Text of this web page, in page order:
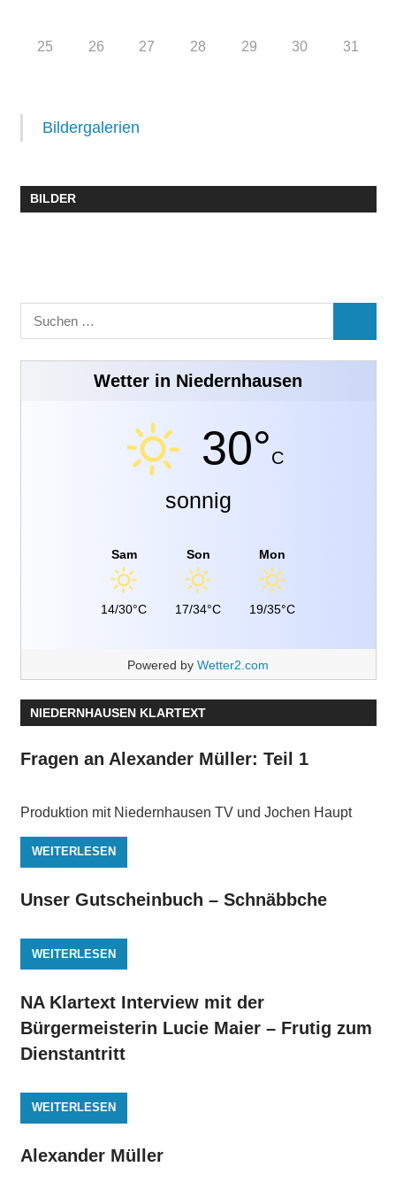
25 26 27 28 29 30 31
Bildergalerien
BILDER
Suchen
nach:
Wetter in Niedernhausen
30°C
sonnig
Sam
14/30°C
Son
17/34°C
Mon
19/35°C
Powered by Wetter2.com
NIEDERNHAUSEN KLARTEXT
Fragen an Alexander Müller: Teil 1
Produktion mit Niedernhausen TV und Jochen Haupt
WEITERLESEN
Unser Gutscheinbuch – Schnäbbche
WEITERLESEN
NA Klartext Interview mit der
Bürgermeisterin Lucie Maier – Frutig zum
Dienstantritt
WEITERLESEN
Alexander Müller